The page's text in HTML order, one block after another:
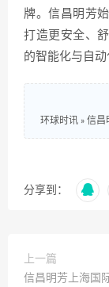
牌。信昌明芳
打造更安全、
的智能化与自动
环球时讯 » 信昌
分享到：
上一篇
信昌明芳上海国